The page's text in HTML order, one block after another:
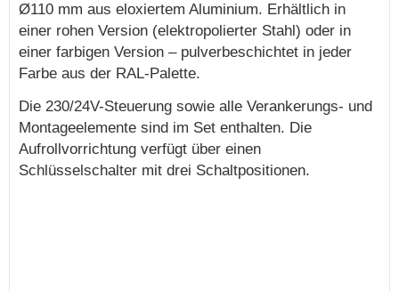
Ø110 mm aus eloxiertem Aluminium. Erhältlich in
einer rohen Version (elektropolierter Stahl) oder in
einer farbigen Version – pulverbeschichtet in jeder
Farbe aus der RAL-Palette.
Die 230/24V-Steuerung sowie alle Verankerungs- und
Montageelemente sind im Set enthalten. Die
Aufrollvorrichtung verfügt über einen
Schlüsselschalter mit drei Schaltpositionen.